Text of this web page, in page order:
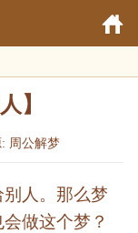
】
周公解梦
人。那么梦
做这个梦？